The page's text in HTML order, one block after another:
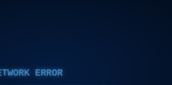
ERROR